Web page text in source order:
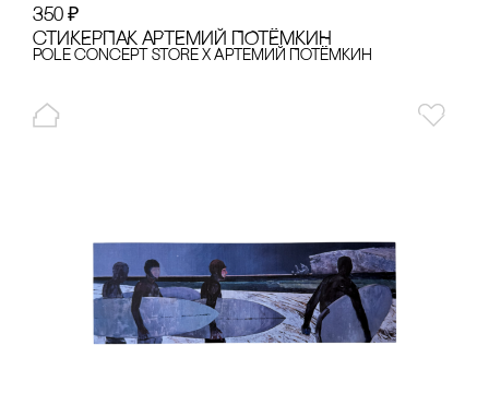
350 ₽
сТИКЕРПАК АРТЕМИЙ ПОТЁМКИН
pole concept store x Артемий Потёмкин